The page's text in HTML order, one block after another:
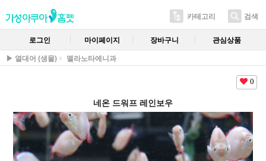
카테고리 검색
로그인 마이페이지 장바구니 관심상품
▶ 열대어 (생물) 멜라노타에니과
0
네온 드워프 레인보우